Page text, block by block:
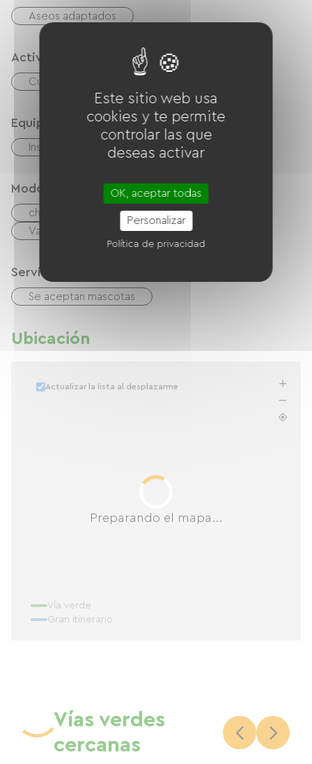
Aseos adaptados
Actividades
Cuerpo de agua
Equipos
Instalaciones sanitarias comunes
Modos de paiement
cheques
Efectivo
Vales de vacaciones (ANCV)
Servicios
Se aceptan mascotas
Ubicación
Preparando el mapa...
Actualizar la lista al desplazarme
Vía verde
Gran itinerario
Vías verdes
cercanas
Este sitio web usa
cookies y te permite
controlar las que
deseas activar
OK, aceptar todas
Personalizar
Política de privacidad